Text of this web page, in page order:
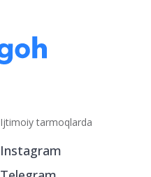
Ijtimoiy tarmoqlarda
Instagram